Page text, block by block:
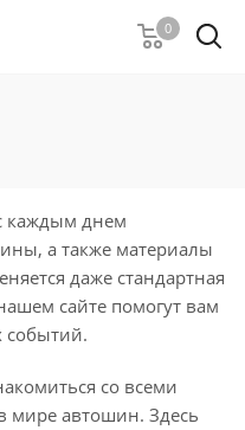
0
каждым днем
а также материалы
даже стандартная
сайте помогут вам
событий.
со всеми
мире автошин. Здесь